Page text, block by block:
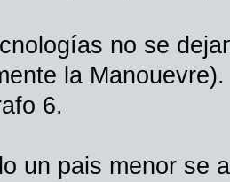
no se
la
6.
un pais menor se